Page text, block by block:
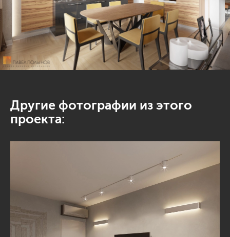
Другие фотографии из этого
проекта: